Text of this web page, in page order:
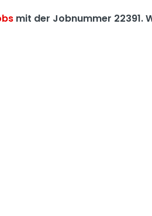
mit der Jobnummer 22391.